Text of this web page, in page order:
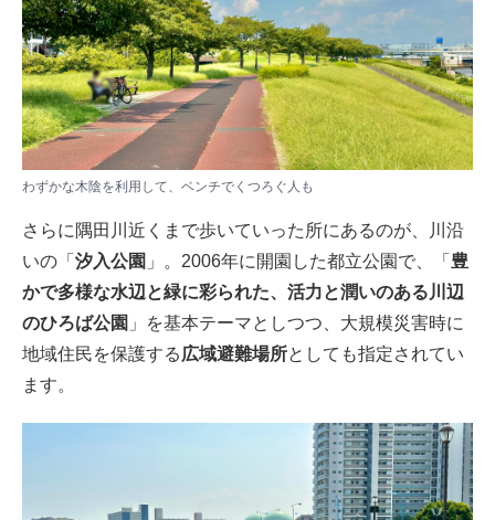
わずかな木陰を利用して、ベンチでくつろぐ人も
さらに隅田川近くまで歩いていった所にあるのが、川沿
いの「 汐入公園 」。2006年に開園した都立公園で、「 豊
かで多様な水辺と緑に彩られた、活力と潤いのある川辺
のひろば公園 」を基本テーマとしつつ、大規模災害時に
地域住民を保護する広域避難場所としても指定されてい
ます。